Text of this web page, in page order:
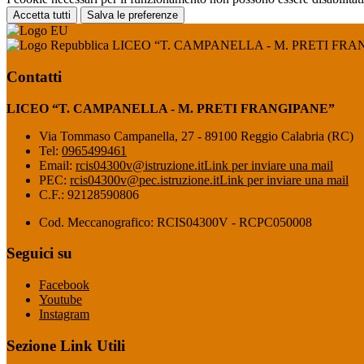
Accetta tutti Salva le preferenze
LICEO “T. CAMPANELLA - M. PRETI
Contatti
LICEO “T. CAMPANELLA - M. PRETI FRANGIPANE”
Via Tommaso Campanella, 27 - 89100 Reggio Calabria (RC)
Tel: 0965499461
Email: rcis04300v@istruzione.itLink per inviare una mail
PEC: rcis04300v@pec.istruzione.itLink per inviare una mail
C.F.: 92128590806
Cod. Meccanografico: RCIS04300V - RCPC050008
Seguici su
Facebook
Youtube
Instagram
Sezione Link Utili